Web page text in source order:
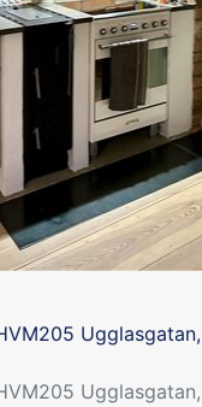
Ugglasgatan,
Ugglasgatan,